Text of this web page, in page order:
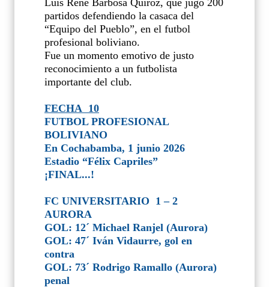
partidos defendiendo la casaca del
“Equipo del Pueblo”, en el futbol
profesional boliviano.
Fue un momento emotivo de justo
reconocimiento a un futbolista
importante del club.
FECHA 10
FUTBOL PROFESIONAL
BOLIVIANO
En Cochabamba, 1 junio 2026
Estadio “Félix Capriles”
¡FINAL...!
FC UNIVERSITARIO 1 – 2
AURORA
GOL: 12´ Michael Ranjel (Aurora)
GOL: 47´ Iván Vidaurre, gol en
contra
GOL: 73´ Rodrigo Ramallo (Aurora)
penal